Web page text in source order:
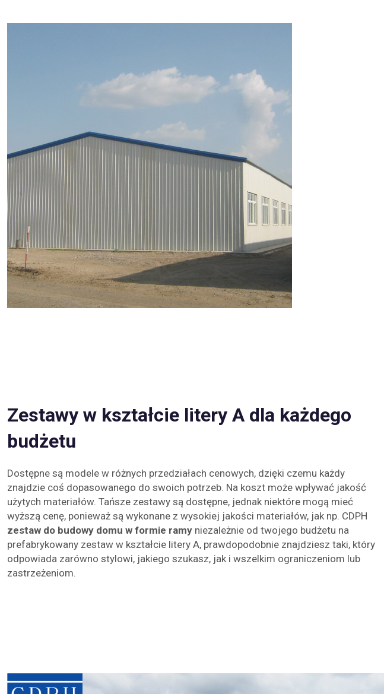
Zestawy w kształcie litery A dla każdego
budżetu
Dostępne są modele w różnych przedziałach cenowych, dzięki czemu każdy
znajdzie coś dopasowanego do swoich potrzeb. Na koszt może wpływać jakość
użytych materiałów. Tańsze zestawy są dostępne, jednak niektóre mogą mieć
wyższą cenę, ponieważ są wykonane z wysokiej jakości materiałów, jak np. CDPH
zestaw do budowy domu w formie ramy niezależnie od twojego budżetu na
prefabrykowany zestaw w kształcie litery A, prawdopodobnie znajdziesz taki, który
odpowiada zarówno stylowi, jakiego szukasz, jak i wszelkim ograniczeniom lub
zastrzeżeniom.